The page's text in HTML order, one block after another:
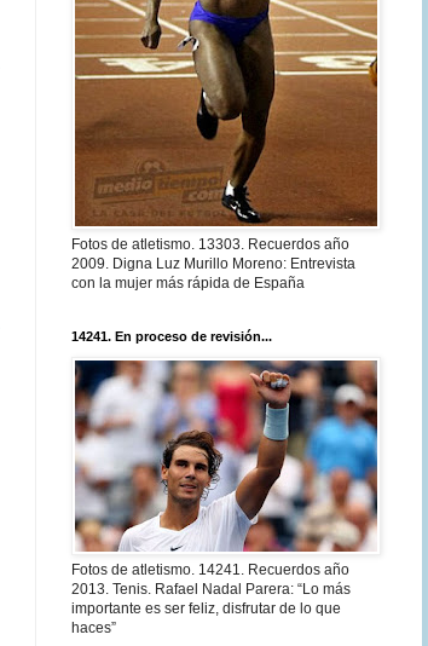
Fotos de atletismo. 13303. Recuerdos año
2009. Digna Luz Murillo Moreno: Entrevista
con la mujer más rápida de España
14241. En proceso de revisión...
Fotos de atletismo. 14241. Recuerdos año
2013. Tenis. Rafael Nadal Parera: “Lo más
importante es ser feliz, disfrutar de lo que
haces”